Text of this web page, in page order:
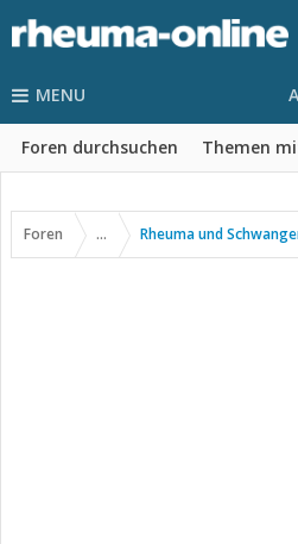
MENU
Foren durchsuchen Themen
Foren ... Rheuma und